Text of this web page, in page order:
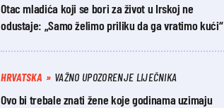
Otac mladića koji se bori za život u Irskoj ne
odustaje: „Samo želimo priliku da ga vratimo kući“
HRVATSKA VAŽNO UPOZORENJE LIJEČNIKA
Ovo bi trebale znati žene koje godinama uzimaju